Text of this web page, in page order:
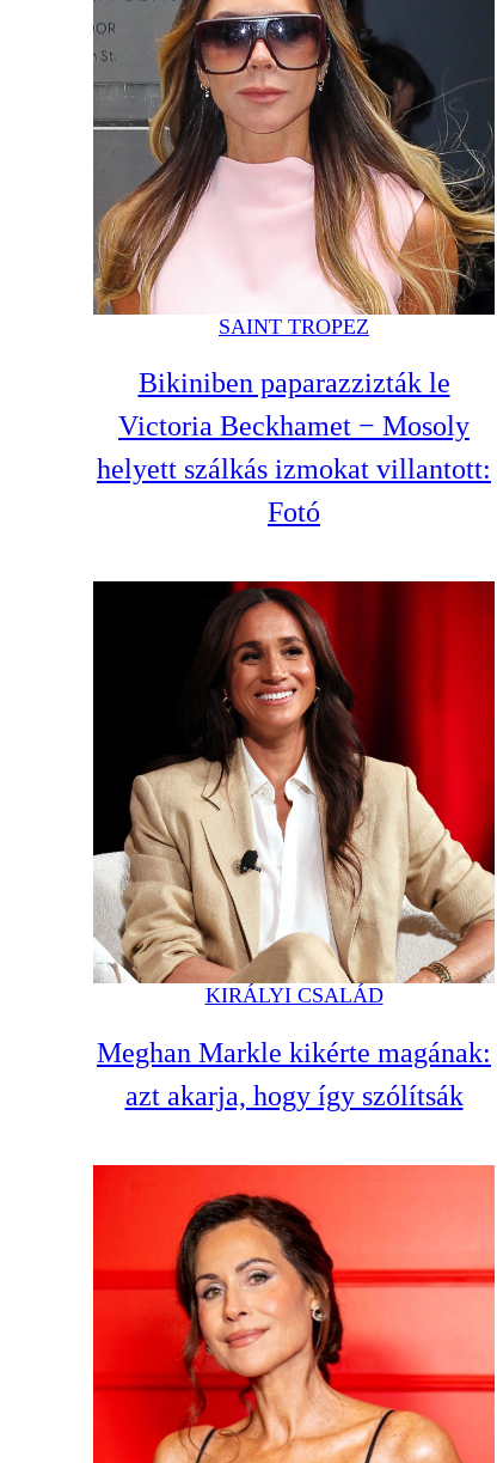
SAINT TROPEZ
Bikiniben paparazzizták le
Victoria Beckhamet − Mosoly
helyett szálkás izmokat villantott:
Fotó
KIRÁLYI CSALÁD
Meghan Markle kikérte magának:
azt akarja, hogy így szólítsák